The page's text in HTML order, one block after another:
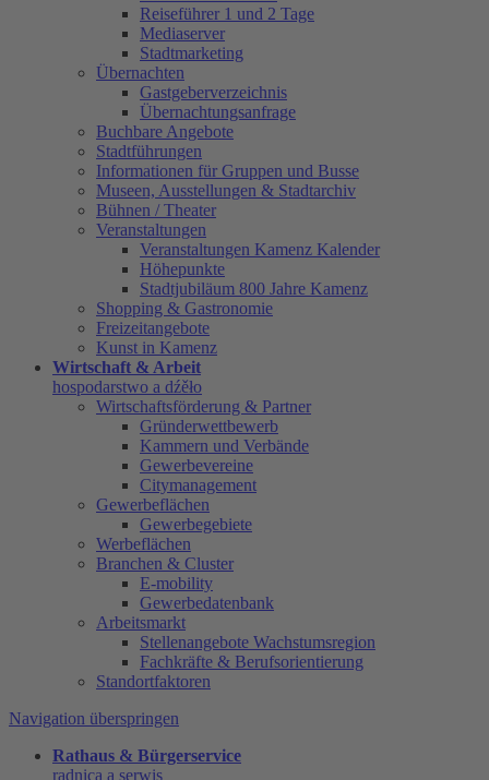
Reiseführer 1 und 2 Tage
Mediaserver
Stadtmarketing
Übernachten
Gastgeberverzeichnis
Übernachtungsanfrage
Buchbare Angebote
Stadtführungen
Informationen für Gruppen und Busse
Museen, Ausstellungen & Stadtarchiv
Bühnen / Theater
Veranstaltungen
Veranstaltungen Kamenz Kalender
Höhepunkte
Stadtjubiläum 800 Jahre Kamenz
Shopping & Gastronomie
Freizeitangebote
Kunst in Kamenz
Wirtschaft & Arbeit
hospodarstwo a dźěło
Wirtschaftsförderung & Partner
Gründerwettbewerb
Kammern und Verbände
Gewerbevereine
Citymanagement
Gewerbeflächen
Gewerbegebiete
Werbeflächen
Branchen & Cluster
E-mobility
Gewerbedatenbank
Arbeitsmarkt
Stellenangebote Wachstumsregion
Fachkräfte & Berufsorientierung
Standortfaktoren
Navigation überspringen
Rathaus & Bürgerservice
radnica a serwis